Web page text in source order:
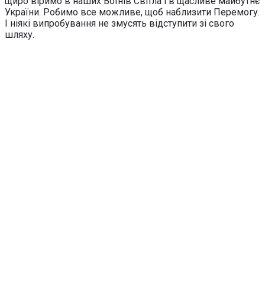
України. Робимо все можливе, щоб наблизити Перемогу.
І ніякі випробування не змусять відступити зі свого
шляху.